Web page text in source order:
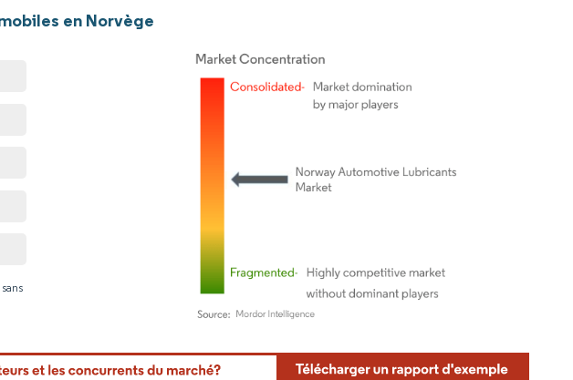
en Norvège
Image © Mordor Intelligence. La réutilisation nécessite une attribution sous CC BY 4.0.